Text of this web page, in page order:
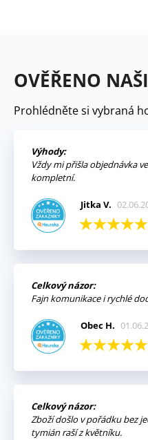
OVĚŘENO
Prohlédněte si vybraná
Výhody:
Vždy mi přišla objednávka
kompletní.
Jitka V.
Celkový názor:
Fajn komunikace i rychlé
Obec H.
Celkový názor:
Zboží došlo v pořádku bez
tymián raší z květníku.